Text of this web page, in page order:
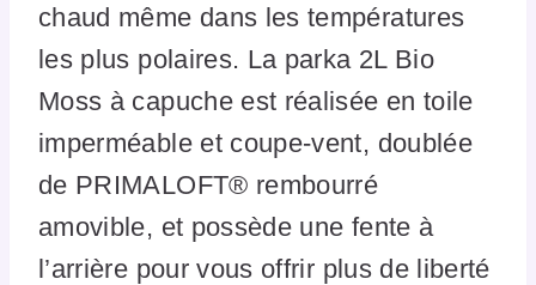
chaud même dans les températures
les plus polaires. La parka 2L Bio
Moss à capuche est réalisée en toile
imperméable et coupe-vent, doublée
de PRIMALOFT® rembourré
amovible, et possède une fente à
l’arrière pour vous offrir plus de liberté